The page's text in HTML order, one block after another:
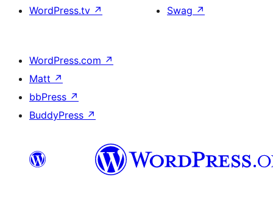
WordPress.tv ↗
Swag ↗
WordPress.com ↗
Matt ↗
bbPress ↗
BuddyPress ↗